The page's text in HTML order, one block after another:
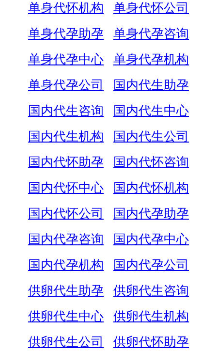
单身代怀机构
单身代怀公司
单身代孕助孕
单身代孕咨询
单身代孕中心
单身代孕机构
单身代孕公司
国内代生助孕
国内代生咨询
国内代生中心
国内代生机构
国内代生公司
国内代怀助孕
国内代怀咨询
国内代怀中心
国内代怀机构
国内代怀公司
国内代孕助孕
国内代孕咨询
国内代孕中心
国内代孕机构
国内代孕公司
供卵代生助孕
供卵代生咨询
供卵代生中心
供卵代生机构
供卵代生公司
供卵代怀助孕